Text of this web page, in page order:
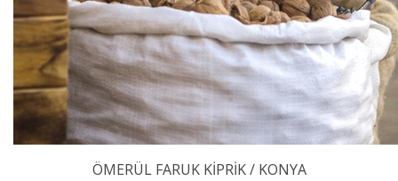
ÖMERÜL FARUK KİPRİK / KONYA